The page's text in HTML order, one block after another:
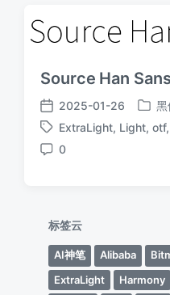
Source Han
发
布
日
2025-01-26
发
布
黑
标
签
ExtraLight, Light, otf,
评
0
标签云
AI神笔 Alibaba
ExtraLight
Harmony